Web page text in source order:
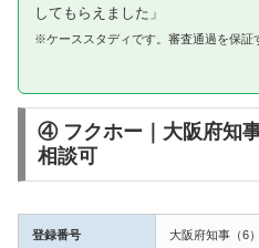
してもらえました」
※ケーススタディです。審査通過を保証
④ フクホー｜大阪府知
相談可
登録番号 大阪府知事（6